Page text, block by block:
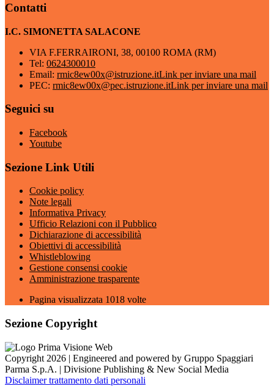
Contatti
I.C. SIMONETTA SALACONE
VIA F.FERRAIRONI, 38, 00100 ROMA (RM)
Tel: 0624300010
Email: rmic8ew00x@istruzione.itLink per inviare una mail
PEC: rmic8ew00x@pec.istruzione.itLink per inviare una mail
Seguici su
Facebook
Youtube
Sezione Link Utili
Cookie policy
Note legali
Informativa Privacy
Ufficio Relazioni con il Pubblico
Dichiarazione di accessibilità
Obiettivi di accessibilità
Whistleblowing
Gestione consensi cookie
Amministrazione trasparente
Pagina visualizzata 1018 volte
Sezione Copyright
Copyright 2026 | Engineered and powered by Gruppo Spaggiari
Parma S.p.A. | Divisione Publishing & New Social Media
Disclaimer trattamento dati personali